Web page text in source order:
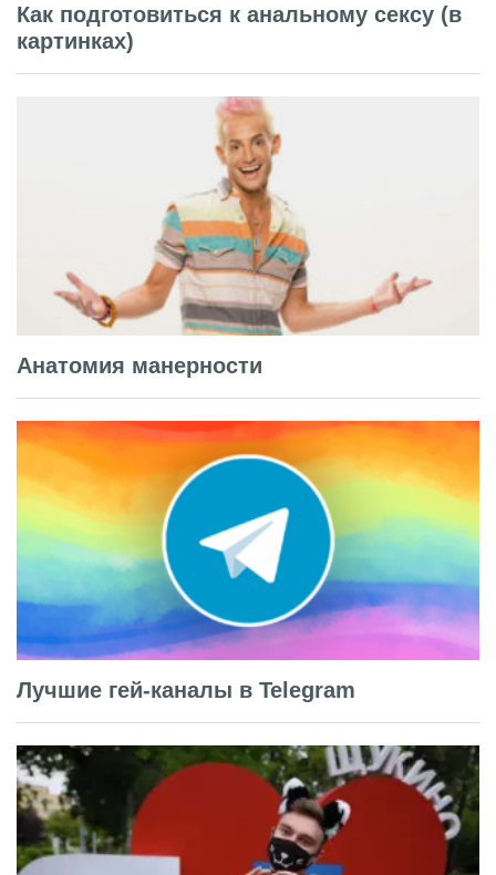
Как подготовиться к анальному сексу (в
картинках)
Анатомия манерности
Лучшие гей-каналы в Telegram